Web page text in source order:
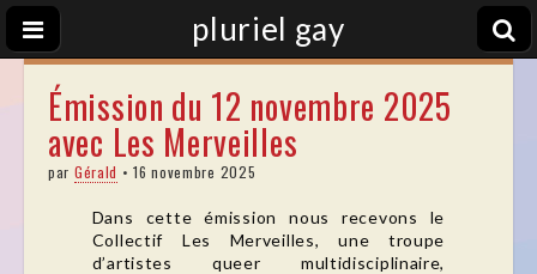
pluriel gay
Émission du 12 novembre 2025
avec Les Merveilles
par Gérald •16 novembre 2025
Dans cette émission nous recevons le
Collectif Les Merveilles, une troupe
d’artistes queer multidisciplinaire,